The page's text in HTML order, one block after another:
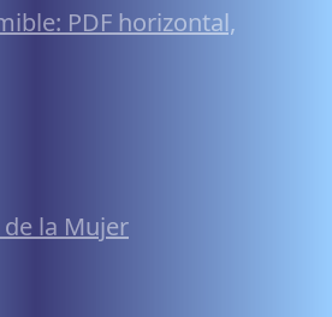
PDF horizontal,
la Mujer